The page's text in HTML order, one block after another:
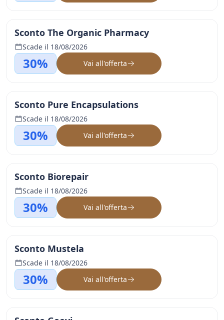
Sconto The Organic Pharmacy
Scade il 18/08/2026
30% Vai all'offerta
Sconto Pure Encapsulations
Scade il 18/08/2026
30% Vai all'offerta
Sconto Biorepair
Scade il 18/08/2026
30% Vai all'offerta
Sconto Mustela
Scade il 18/08/2026
30% Vai all'offerta